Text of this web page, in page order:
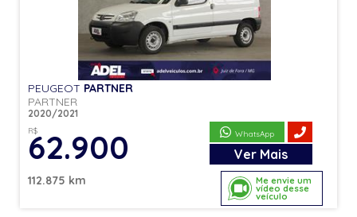
Me envie um
vídeo desse
veículo
PEUGEOT PARTNER
PARTNER
2020/2021
R$
62.900 WhatsApp
Ver Mais
112.875 km